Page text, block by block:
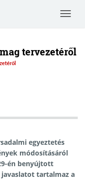
Toggle
tervezetéről
egyeztetés
módosításáról
én benyújtott
tartalmaz a